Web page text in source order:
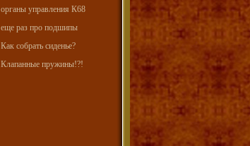
органы управления К68
еще раз про подшипы
Как собрать сиденье?
Клапанные пружины!?!